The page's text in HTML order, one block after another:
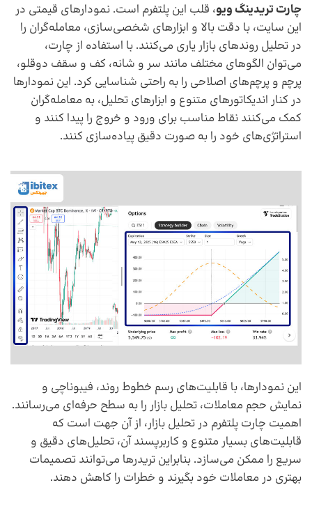
چارت تریدینگ ویو، قلب این پلتفرم است. نمودارهای قیمتی در
این سایت، با دقت بالا و ابزارهای شخصی‌سازی، معامله‌گران را
در تحلیل روندهای بازار یاری می‌کنند. با استفاده از چارت،
می‌توان الگوهای مختلف مانند سر و شانه، کف و سقف دوقلو،
پرچم و پرچم‌های اصلاحی را به راحتی شناسایی کرد. این نمودارها
در کنار اندیکاتورهای متنوع و ابزارهای تحلیل، به معامله‌گران
کمک می‌کنند نقاط مناسب برای ورود و خروج را پیدا کنند و
استراتژی‌های خود را به صورت دقیق پیاده‌سازی کنند.
این نمودارها، با قابلیت‌های رسم خطوط روند، فیبوناچی و
نمایش حجم معاملات، تحلیل بازار را به سطح حرفه‌ای می‌رسانند.
اهمیت چارت پلتفرم در تحلیل بازار، از آن جهت است که
قابلیت‌های بسیار متنوع و کاربرپسند آن، تحلیل‌های دقیق و
سریع را ممکن می‌سازد. بنابراین تریدرها می‌توانند تصمیمات
بهتری در معاملات خود بگیرند و خطرات را کاهش دهند.